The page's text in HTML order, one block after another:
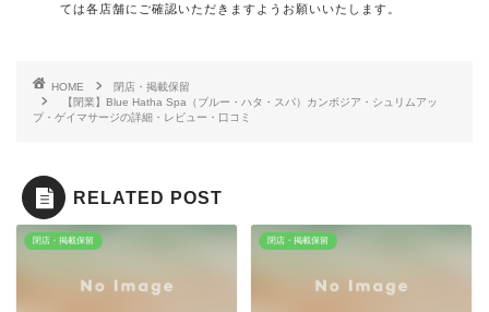
ては各店舗にご確認いただきますようお願いいたします。
HOME
閉店・掲載保留
【閉業】Blue Hatha Spa（ブルー・ハタ・スパ）カンボジア・シュリムアッ
プ・ゲイマサージの詳細・レビュー・口コミ
RELATED POST
閉店・掲載保留 閉店・掲載保留